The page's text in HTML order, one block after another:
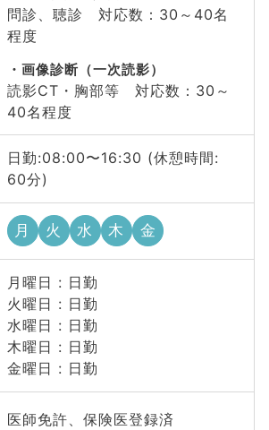
問診、聴診 対応数：30～40名
程度
画像診断（一次読影）
読影CT・胸部等 対応数：30～
40名程度
日勤:08:00〜16:30 (休憩時間:
60分)
月 火 水 木 金
月曜日 : 日勤
火曜日 : 日勤
水曜日 : 日勤
木曜日 : 日勤
金曜日 : 日勤
医師免許、保険医登録済